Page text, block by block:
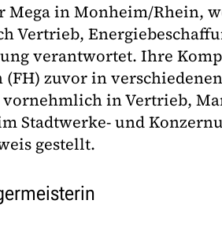
in Monheim/Rhein,
Vertrieb,
verantwortet. Ihre
zuvor in verschiedenen
in Vertrieb,
Stadtwerke- und
gestellt.